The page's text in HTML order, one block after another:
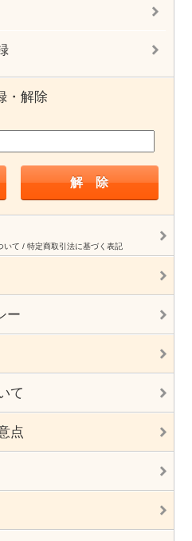
・解除
いて / 特定商取引法に基づく表記
ー
て
点